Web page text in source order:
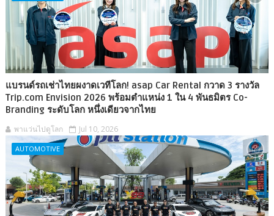
แบรนด์รถเช่าไทยผงาดเวทีโลก! asap Car Rental กวาด 3 รางวัล
Trip.com Envision 2026 พร้อมตำแหน่ง 1 ใน 4 พันธมิตร Co-
Branding ระดับโลก หนึ่งเดียวจากไทย
พาแว่นไปดูโลก Jul 10, 2026
AUTOMOTIVE